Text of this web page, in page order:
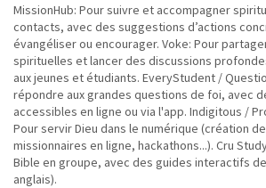
MissionHub: Pour suivre et accompagner
contacts, avec des suggestions d’actions
évangéliser ou encourager. Voke: Pour
spirituelles et lancer des discussions
aux jeunes et étudiants. EveryStudent /
répondre aux grandes questions de foi, avec
accessibles en ligne ou via l'app. Indigitous /
Pour servir Dieu dans le numérique (création
missionnaires en ligne, hackathons...). Cru
Bible en groupe, avec des guides interactifs
anglais).